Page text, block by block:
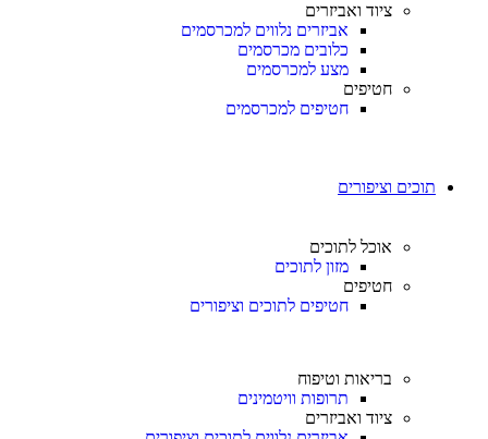
ציוד ואביזרים
אביזרים נלווים למכרסמים
כלובים מכרסמים
מצע למכרסמים
חטיפים
חטיפים למכרסמים
תוכים וציפורים
אוכל לתוכים
מזון לתוכים
חטיפים
חטיפים לתוכים וציפורים
בריאות וטיפוח
תרופות וויטמינים
ציוד ואביזרים